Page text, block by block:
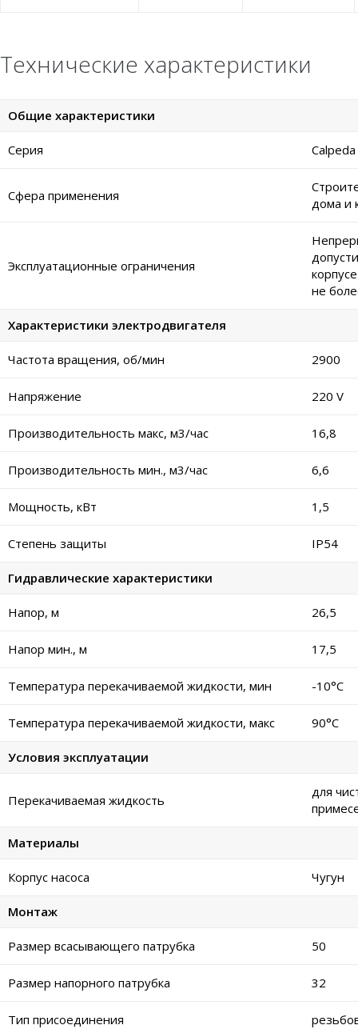
Технические характеристики
Общие характеристики
Серия
Сфера применения
дома и
Эксплуатационные ограничения
не
Характеристики электродвигателя
Частота вращения, об/мин 2900
Напряжение 220 V
Производительность макс, м3/час 16,8
Производительность мин., м3/час 6,6
Мощность, кВт 1,5
Степень защиты IP54
Гидравлические характеристики
Напор, м 26,5
Напор мин., м 17,5
Температура перекачиваемой жидкости, мин -10°C
Температура перекачиваемой жидкости, макс 90°C
Условия эксплуатации
Перекачиваемая жидкость
для
Материалы
Корпус насоса Чугун
Монтаж
Размер всасывающего патрубка 50
Размер напорного патрубка 32
Тип присоединения